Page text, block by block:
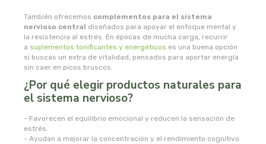
También ofrecemos complementos para el sistema
nervioso central diseñados para apoyar el enfoque mental y
la resistencia al estrés. En épocas de mucha carga, recurrir
a suplementos tonificantes y energéticos es una buena opción
si buscas un extra de vitalidad, pensados para aportar energía
sin caer en picos bruscos.
¿Por qué elegir productos naturales para
el sistema nervioso?
- Favorecen el equilibrio emocional y reducen la sensación de
estrés.
- Ayudan a mejorar la concentración y el rendimiento cognitivo.
nutergia
nutribiotica
nutrinat
nutrisport